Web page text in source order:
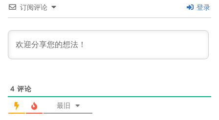
订阅评论 登录
4 评论
最旧